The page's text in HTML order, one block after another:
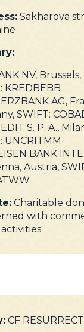
Sakharova
NV,
KREDBEBB
AG,
SWIFT:
S. P. A.,
UNCRITMM
BANK
Austria,
Charitable
with
CF